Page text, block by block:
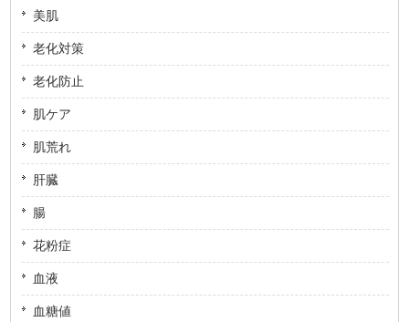
美肌
老化対策
老化防止
肌ケア
肌荒れ
肝臓
腸
花粉症
血液
血糖値